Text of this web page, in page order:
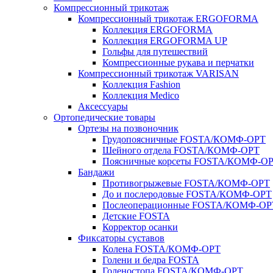
Компрессионный трикотаж
Компрессионный трикотаж ERGOFORMA
Коллекция ERGOFORMA
Коллекция ERGOFORMA UP
Гольфы для путешествий
Компрессионные рукава и перчатки
Компрессионный трикотаж VARISAN
Коллекция Fashion
Коллекция Medico
Аксессуары
Ортопедические товары
Ортезы на позвоночник
Грудопоясничные FOSTA/КОМФ-ОРТ
Шейного отдела FOSTA/КОМФ-ОРТ
Поясничные корсеты FOSTA/КОМФ-
Бандажи
Противогрыжевые FOSTA/КОМФ-ОРТ
До и послеродовые FOSTA/КОМФ-ОРТ
Послеоперационные FOSTA/КОМФ-
Детские FOSTA
Корректор осанки
Фиксаторы суставов
Колена FOSTA/КОМФ-ОРТ
Голени и бедра FOSTA